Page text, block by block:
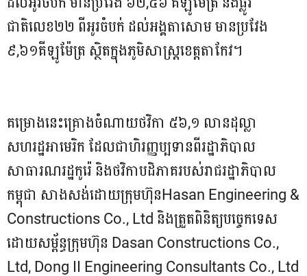
ជាតិលេខ២២ ពីអូរចំបក់ ដល់អង្គតាសោម មានប្រវែង
៩,៦១គីឡូម៉ែត្រ ស្ថិតក្នុងភូមិសាស្រ្តខេត្តតាកែវ។
គម្រោងនេះគ្រោងចំណាយថវិកា ៥៦,១ លានដុល្លា
សហរដ្ឋអាមេរិក ដែលជាហិរញ្ញប្បទានពីរដ្ឋាភិបាល
សាធារណរដ្ឋកូរ៉េ និងថវិកាបដិភាគរបស់រាជរដ្ឋាភិបាល
កម្ពុជា សាងសង់ដោយក្រុមហ៊ុនHasan Engineering &
Constructions Co., Ltd និងត្រួតពិនិត្យបច្ចេកទេស
ដោយសម្ព័ន្ធក្រុមហ៊ុន Dasan Constructions Co.,
Ltd, Dong II Engineering Consultants Co., Ltd